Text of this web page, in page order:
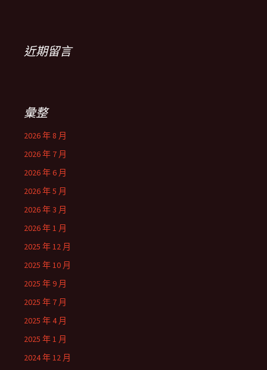
近期留言
彙整
2026 年 8 月
2026 年 7 月
2026 年 6 月
2026 年 5 月
2026 年 3 月
2026 年 1 月
2025 年 12 月
2025 年 10 月
2025 年 9 月
2025 年 7 月
2025 年 4 月
2025 年 1 月
2024 年 12 月